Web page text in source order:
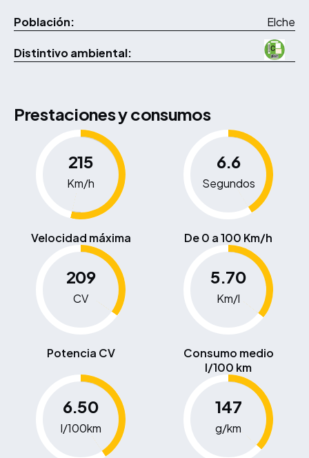
Población: Elche
Distintivo ambiental:
Prestaciones y consumos
215
Km/h
Velocidad máxima
6.6
Segundos
De 0 a 100 Km/h
209
CV
Potencia CV
5.70
Km/l
Consumo medio
l/100 km
6.50
l/100km
147
g/km